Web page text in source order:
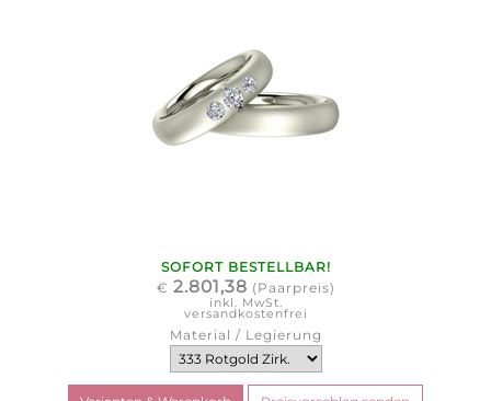
SOFORT BESTELLBAR!
€ 2.801,38 (Paarpreis)
inkl. MwSt.
versandkostenfrei
Material / Legierung